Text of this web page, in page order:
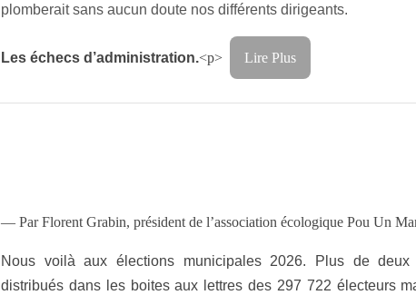
plomberait sans aucun doute nos différents dirigeants.
Les échecs d’administration.<p> Lire Plus
— Par Florent Grabin, président de l’association écologique Pou Un
Nous voilà aux élections municipales 2026. Plus de
distribués dans les boites aux lettres des 297 722 électeurs